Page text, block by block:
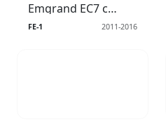
Emgrand EC7 седан
FE-1 2011-2016